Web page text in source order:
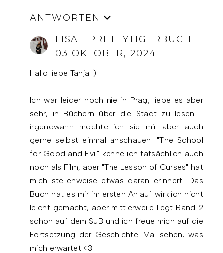
ANTWORTEN
LISA | PRETTYTIGERBUCH
03 OKTOBER, 2024
Hallo liebe Tanja :)
Ich war leider noch nie in Prag, liebe es aber
sehr, in Büchern über die Stadt zu lesen -
irgendwann möchte ich sie mir aber auch
gerne selbst einmal anschauen! "The School
for Good and Evil" kenne ich tatsächlich auch
noch als Film, aber "The Lesson of Curses" hat
mich stellenweise etwas daran erinnert. Das
Buch hat es mir im ersten Anlauf wirklich nicht
leicht gemacht, aber mittlerweile liegt Band 2
schon auf dem SuB und ich freue mich auf die
Fortsetzung der Geschichte. Mal sehen, was
mich erwartet <3